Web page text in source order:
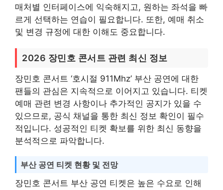
매처별 인터페이스에 익숙해지고, 원하는 좌석을 빠
르게 선택하는 연습이 필요합니다. 또한, 예매 취소
및 변경 규정에 대한 이해도 중요합니다.
2026 장민호 콘서트 관련 최신 정보
장민호 콘서트 ‘호시절 911Mhz’ 부산 공연에 대한
팬들의 관심은 지속적으로 이어지고 있습니다. 티켓
예매 관련 변경 사항이나 추가적인 공지가 있을 수
있으므로, 공식 채널을 통한 최신 정보 확인이 필수
적입니다. 성공적인 티켓 확보를 위한 최신 동향을
분석적으로 파악합니다.
부산 공연 티켓 현황 및 전망
장민호 콘서트 부산 공연 티켓은 높은 수요로 인해